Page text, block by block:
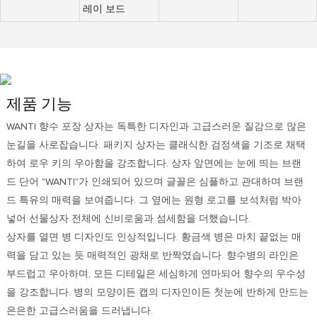
레이 보드
제품 기능
WANTI 향수 포장 상자는 독특한 디자인과 고급스러운 질감으로 많은
눈길을 사로잡습니다. 패키지 상자는 클래식한 검정색을 기조로 채택
하여 로우 키의 우아함을 강조합니다. 상자 앞면에는 눈에 띄는 브랜
드 단어 "WANTI"가 인쇄되어 있으며 글꼴은 심플하고 관대하며 브랜
드 특유의 매력을 보여줍니다. 그 옆에는 원형 로고를 보석처럼 박아
넣어 선물상자 전체에 신비로움과 섬세함을 더했습니다.
상자를 열면 병 디자인도 인상적입니다. 황금색 병은 마치 끝없는 매
력을 담고 있는 듯 매력적인 광채로 반짝였습니다. 향수병의 라인은
부드럽고 우아하며, 모든 디테일은 세심하게 연마되어 향수의 우수성
을 강조합니다. 병의 모양이든 캡의 디자인이든 첫눈에 반하게 만드는
은은한 고급스러움을 드러냅니다.